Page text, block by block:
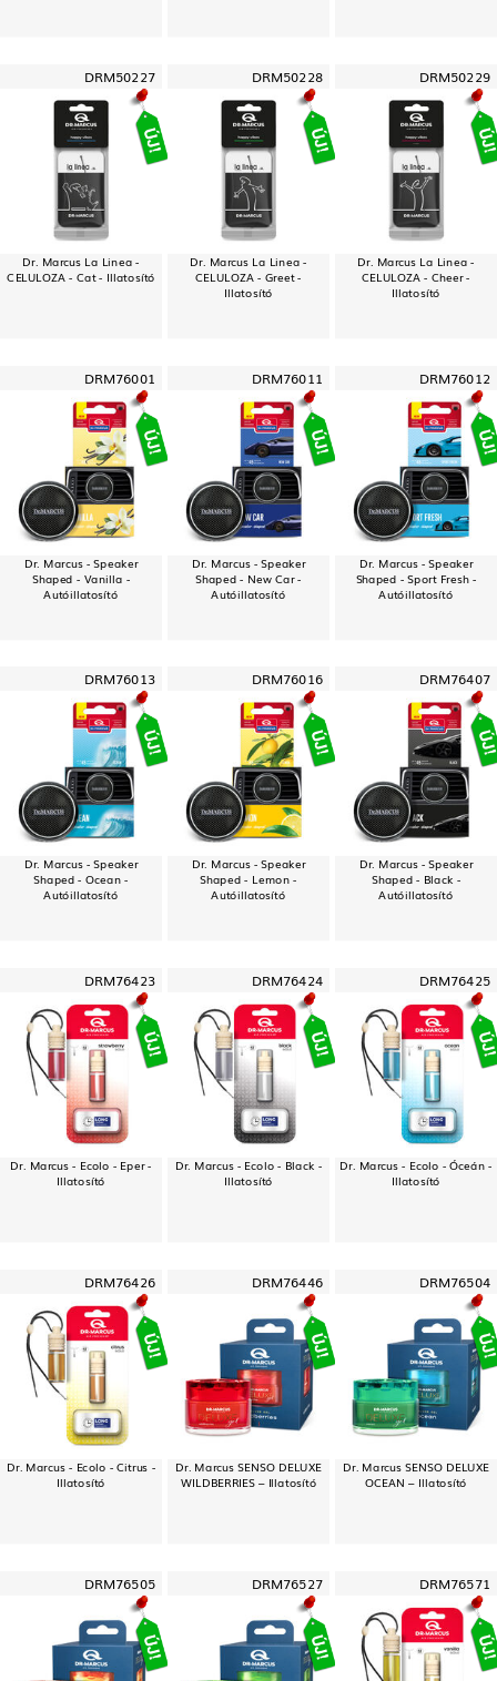
DRM50227
Dr. Marcus La Linea -
CELULOZA - Cat - Illatosító
DRM50228
Dr. Marcus La Linea -
CELULOZA - Greet -
Illatosító
DRM50229
Dr. Marcus La Linea -
CELULOZA - Cheer -
Illatosító
DRM76001
Dr. Marcus - Speaker
Shaped - Vanilla -
Autóillatosító
DRM76011
Dr. Marcus - Speaker
Shaped - New Car -
Autóillatosító
DRM76012
Dr. Marcus - Speaker
Shaped - Sport Fresh -
Autóillatosító
DRM76013
Dr. Marcus - Speaker
Shaped - Ocean -
Autóillatosító
DRM76016
Dr. Marcus - Speaker
Shaped - Lemon -
Autóillatosító
DRM76407
Dr. Marcus - Speaker
Shaped - Black -
Autóillatosító
DRM76423
Dr. Marcus - Ecolo - Eper -
Illatosító
DRM76424
Dr. Marcus - Ecolo - Black -
Illatosító
DRM76425
Dr. Marcus - Ecolo - Óceán -
Illatosító
DRM76426
Dr. Marcus - Ecolo - Citrus -
Illatosító
DRM76446
Dr. Marcus SENSO DELUXE
WILDBERRIES – Illatosító
DRM76504
Dr. Marcus SENSO DELUXE
OCEAN – Illatosító
DRM76505 DRM76527 DRM76571